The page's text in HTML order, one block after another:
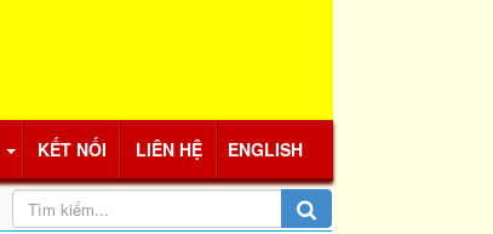
KẾT NỐI LIÊN HỆ ENGLISH